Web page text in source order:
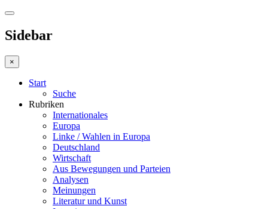
Sidebar
×
Start
Suche
Rubriken
Internationales
Europa
Linke / Wahlen in Europa
Deutschland
Wirtschaft
Aus Bewegungen und Parteien
Analysen
Meinungen
Literatur und Kunst